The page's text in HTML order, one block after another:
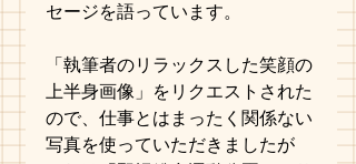
セージを語っています。
「執筆者のリラックスした笑顔の
上半身画像」をリクエストされた
ので、仕事とはまったく関係ない
写真を使っていただきましたが